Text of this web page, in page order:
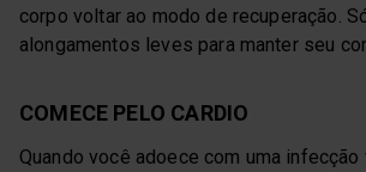
corpo voltar ao modo de recuperação.
alongamentos leves para manter seu
COMECE PELO CARDIO
Quando você adoece com uma